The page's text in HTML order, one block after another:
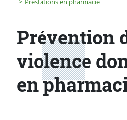
Prestations en pharmacie
Prévention
violence
en